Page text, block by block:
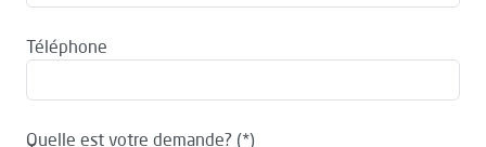
Téléphone
Quelle est votre demande?